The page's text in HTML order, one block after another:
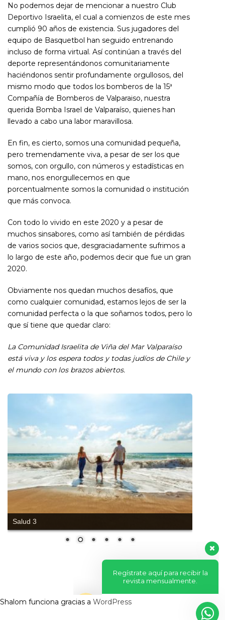
No podemos dejar de mencionar a nuestro Club
Deportivo Israelita, el cual a comienzos de este mes
cumplió 90 años de existencia. Sus jugadores del
equipo de Basquetbol han seguido entrenando
incluso de forma virtual. Así continúan a través del
deporte representándonos comunitariamente
haciéndonos sentir profundamente orgullosos, del
mismo modo que todos los bomberos de la 15ª
Compañía de Bomberos de Valparaiso, nuestra
querida Bomba Israel de Valparaíso, quienes han
llevado a cabo una labor maravillosa.
En fin, es cierto, somos una comunidad pequeña,
pero tremendamente viva, a pesar de ser los que
somos, con orgullo, con números y estadísticas en
mano, nos enorgullecemos en que
porcentualmente somos la comunidad o institución
que más convoca.
Con todo lo vivido en este 2020 y a pesar de
muchos sinsabores, como así también de pérdidas
de varios socios que, desgraciadamente sufrimos a
lo largo de este año, podemos decir que fue un gran
2020.
Obviamente nos quedan muchos desafíos, que
como cualquier comunidad, estamos lejos de ser la
comunidad perfecta o la que soñamos todos, pero lo
que sí tiene que quedar claro:
La Comunidad Israelita de Viña del Mar Valparaíso
está viva y los espera todos y todas judíos de Chile y
el mundo con los brazos abiertos.
Salud 3
Shalom funciona gracias a WordPress